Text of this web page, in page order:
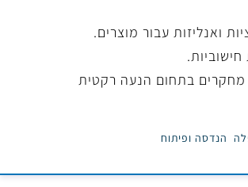
ואנליזות עבור מוצרים.
חישוביות.
מחקרים בתחום הנעה רקטית
הנדסה ופיתוח